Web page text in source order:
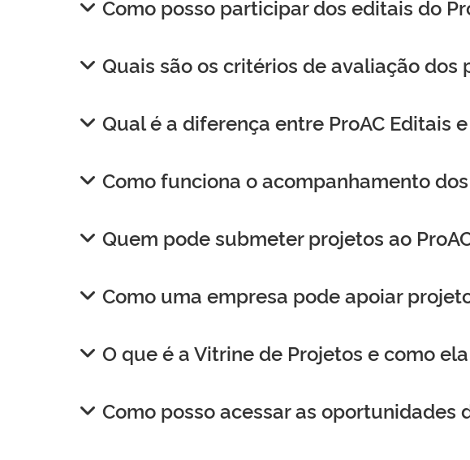
Como posso participar dos editais do
Quais são os critérios de avaliação dos
Qual é a diferença entre ProAC Editais e
Como funciona o acompanhamento
Quem pode submeter projetos ao
Como uma empresa pode apoiar
O que é a Vitrine de Projetos e como
Como posso acessar as oportunidades